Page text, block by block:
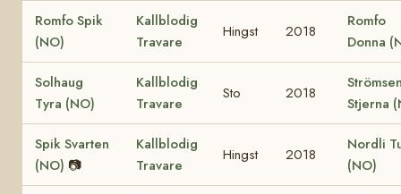
Romfo Spik
(NO)
Kallblodig
Travare
Hingst 2018
Romfo
Donna
Solhaug
Tyra (NO)
Kallblodig
Travare
Sto 2018
Stjerna
Spik Svarten
(NO) 📷
Kallblodig
Travare
Hingst 2018
Nordli
(NO)